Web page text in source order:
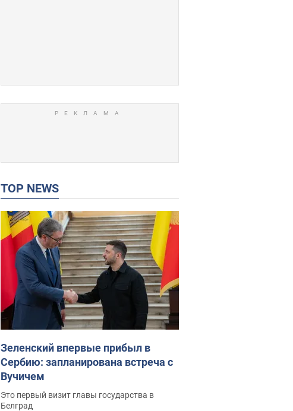
TOP NEWS
Зеленский впервые прибыл в
Сербию: запланирована встреча с
Вучичем
Это первый визит главы государства в
Белград